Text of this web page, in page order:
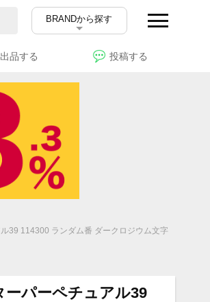
BRANDから探す
出品する 投稿する
39 114300 ランダム番 ダークロジウム文字
ーパーペチュアル39